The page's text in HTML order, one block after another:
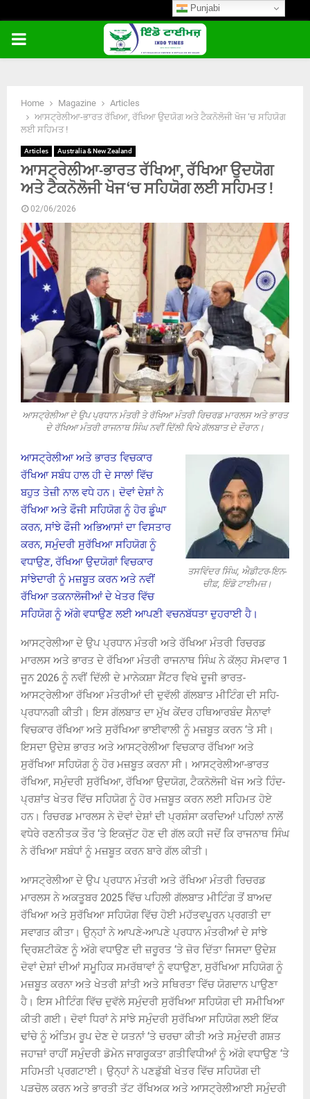
PRIMARY
Home Magazine
Articles
ਆਸਟ੍ਰੇਲੀਆ-ਭਾਰਤ ਰੱਖਿਆ, ਰੱਖਿਆ ਉਦਯੋਗ ਅਤੇ ਟੈਕਨੋਲੋਜੀ ਖੋਜ ‘ਚ ਸਹਿਯੋਗ
ਲਈ ਸਹਿਮਤ !
Articles Australia & New Zealand
ਆਸਟ੍ਰੇਲੀਆ-ਭਾਰਤ ਰੱਖਿਆ, ਰੱਖਿਆ ਉਦਯੋਗ
ਅਤੇ ਟੈਕਨੋਲੋਜੀ ਖੋਜ ‘ਚ ਸਹਿਯੋਗ ਲਈ ਸਹਿਮਤ !
02/06/2026
ਆਸਟ੍ਰੇਲੀਆ ਦੇ ਉਪ ਪ੍ਰਧਾਨ ਮੰਤਰੀ ਤੇ ਰੱਖਿਆ ਮੰਤਰੀ ਰਿਚਰਡ ਮਾਰਲਸ ਅਤੇ ਭਾਰਤ
ਦੇ ਰੱਖਿਆ ਮੰਤਰੀ ਰਾਜਨਾਥ ਸਿੰਘ ਨਵੀਂ ਦਿੱਲੀ ਵਿਖੇ ਗੱਲਬਾਤ ਦੇ ਦੌਰਾਨ।
ਤਸਵਿੰਦਰ ਸਿੰਘ, ਐਡੀਟਰ-ਇਨ-
ਚੀਫ਼, ਇੰਡੋ ਟਾਈਮਜ਼।
ਆਸਟ੍ਰੇਲੀਆ ਅਤੇ ਭਾਰਤ ਵਿਚਕਾਰ
ਰੱਖਿਆ ਸਬੰਧ ਹਾਲ ਹੀ ਦੇ ਸਾਲਾਂ ਵਿੱਚ
ਬਹੁਤ ਤੇਜ਼ੀ ਨਾਲ ਵਧੇ ਹਨ। ਦੋਵਾਂ ਦੇਸ਼ਾਂ ਨੇ
ਰੱਖਿਆ ਅਤੇ ਫੌਜੀ ਸਹਿਯੋਗ ਨੂੰ ਹੋਰ ਡੂੰਘਾ
ਕਰਨ, ਸਾਂਝੇ ਫੌਜੀ ਅਭਿਆਸਾਂ ਦਾ ਵਿਸਤਾਰ
ਕਰਨ, ਸਮੁੰਦਰੀ ਸੁਰੱਖਿਆ ਸਹਿਯੋਗ ਨੂੰ
ਵਧਾਉਣ, ਰੱਖਿਆ ਉਦਯੋਗਾਂ ਵਿਚਕਾਰ
ਸਾਂਝੇਦਾਰੀ ਨੂੰ ਮਜ਼ਬੂਤ ਕਰਨ ਅਤੇ ਨਵੀਂ
ਰੱਖਿਆ ਤਕਨਾਲੋਜੀਆਂ ਦੇ ਖੇਤਰ ਵਿੱਚ
ਸਹਿਯੋਗ ਨੂੰ ਅੱਗੇ ਵਧਾਉਣ ਲਈ ਆਪਣੀ ਵਚਨਬੱਧਤਾ ਦੁਹਰਾਈ ਹੈ।
ਆਸਟ੍ਰੇਲੀਆ ਦੇ ਉਪ ਪ੍ਰਧਾਨ ਮੰਤਰੀ ਅਤੇ ਰੱਖਿਆ ਮੰਤਰੀ ਰਿਚਰਡ
ਮਾਰਲਸ ਅਤੇ ਭਾਰਤ ਦੇ ਰੱਖਿਆ ਮੰਤਰੀ ਰਾਜਨਾਥ ਸਿੰਘ ਨੇ ਕੱਲ੍ਹ ਸੋਮਵਾਰ 1
ਜੂਨ 2026 ਨੂੰ ਨਵੀਂ ਦਿੱਲੀ ਦੇ ਮਾਨੇਕਸ਼ਾ ਸੈਂਟਰ ਵਿਖੇ ਦੂਜੀ ਭਾਰਤ-
ਆਸਟ੍ਰੇਲੀਆ ਰੱਖਿਆ ਮੰਤਰੀਆਂ ਦੀ ਦੁਵੱਲੀ ਗੱਲਬਾਤ ਮੀਟਿੰਗ ਦੀ ਸਹਿ-
ਪ੍ਰਧਾਨਗੀ ਕੀਤੀ। ਇਸ ਗੱਲਬਾਤ ਦਾ ਮੁੱਖ ਕੇਂਦਰ ਹਥਿਆਰਬੰਦ ਸੈਨਾਵਾਂ
ਵਿਚਕਾਰ ਰੱਖਿਆ ਅਤੇ ਸੁਰੱਖਿਆ ਭਾਈਵਾਲੀ ਨੂੰ ਮਜ਼ਬੂਤ ਕਰਨ ‘ਤੇ ਸੀ।
ਇਸਦਾ ਉਦੇਸ਼ ਭਾਰਤ ਅਤੇ ਆਸਟ੍ਰੇਲੀਆ ਵਿਚਕਾਰ ਰੱਖਿਆ ਅਤੇ
ਸੁਰੱਖਿਆ ਸਹਿਯੋਗ ਨੂੰ ਹੋਰ ਮਜ਼ਬੂਤ ਕਰਨਾ ਸੀ। ਆਸਟ੍ਰੇਲੀਆ-ਭਾਰਤ
ਰੱਖਿਆ, ਸਮੁੰਦਰੀ ਸੁਰੱਖਿਆ, ਰੱਖਿਆ ਉਦਯੋਗ, ਟੈਕਨੋਲੋਜੀ ਖੋਜ ਅਤੇ ਹਿੰਦ-
ਪ੍ਰਸ਼ਾਂਤ ਖੇਤਰ ਵਿੱਚ ਸਹਿਯੋਗ ਨੂੰ ਹੋਰ ਮਜ਼ਬੂਤ ਕਰਨ ਲਈ ਸਹਿਮਤ ਹੋਏ
ਹਨ। ਰਿਚਰਡ ਮਾਰਲਸ ਨੇ ਦੋਵਾਂ ਦੇਸ਼ਾਂ ਦੀ ਪ੍ਰਸ਼ੰਸਾ ਕਰਦਿਆਂ ਪਹਿਲਾਂ ਨਾਲੋਂ
ਵਧੇਰੇ ਰਣਨੀਤਕ ਤੌਰ ‘ਤੇ ਇਕਜੁੱਟ ਹੋਣ ਦੀ ਗੱਲ ਕਹੀ ਜਦੋਂ ਕਿ ਰਾਜਨਾਥ ਸਿੰਘ
ਨੇ ਰੱਖਿਆ ਸਬੰਧਾਂ ਨੂੰ ਮਜ਼ਬੂਤ ਕਰਨ ਬਾਰੇ ਗੱਲ ਕੀਤੀ।
ਆਸਟ੍ਰੇਲੀਆ ਦੇ ਉਪ ਪ੍ਰਧਾਨ ਮੰਤਰੀ ਅਤੇ ਰੱਖਿਆ ਮੰਤਰੀ ਰਿਚਰਡ
ਮਾਰਲਸ ਨੇ ਅਕਤੂਬਰ 2025 ਵਿੱਚ ਪਹਿਲੀ ਗੱਲਬਾਤ ਮੀਟਿੰਗ ਤੋਂ ਬਾਅਦ
ਰੱਖਿਆ ਅਤੇ ਸੁਰੱਖਿਆ ਸਹਿਯੋਗ ਵਿੱਚ ਹੋਈ ਮਹੱਤਵਪੂਰਨ ਪ੍ਰਗਤੀ ਦਾ
ਸਵਾਗਤ ਕੀਤਾ। ਉਨ੍ਹਾਂ ਨੇ ਆਪਣੇ-ਆਪਣੇ ਪ੍ਰਧਾਨ ਮੰਤਰੀਆਂ ਦੇ ਸਾਂਝੇ
ਦ੍ਰਿਸ਼ਟੀਕੋਣ ਨੂੰ ਅੱਗੇ ਵਧਾਉਣ ਦੀ ਜ਼ਰੂਰਤ ‘ਤੇ ਜ਼ੋਰ ਦਿੱਤਾ ਜਿਸਦਾ ਉਦੇਸ਼
ਦੋਵਾਂ ਦੇਸ਼ਾਂ ਦੀਆਂ ਸਮੂਹਿਕ ਸਮਰੱਥਾਵਾਂ ਨੂੰ ਵਧਾਉਣਾ, ਸੁਰੱਖਿਆ ਸਹਿਯੋਗ ਨੂੰ
ਮਜ਼ਬੂਤ ਕਰਨਾ ਅਤੇ ਖੇਤਰੀ ਸ਼ਾਂਤੀ ਅਤੇ ਸਥਿਰਤਾ ਵਿੱਚ ਯੋਗਦਾਨ ਪਾਉਣਾ
ਹੈ। ਇਸ ਮੀਟਿੰਗ ਵਿੱਚ ਦੁਵੱਲੇ ਸਮੁੰਦਰੀ ਸੁਰੱਖਿਆ ਸਹਿਯੋਗ ਦੀ ਸਮੀਖਿਆ
ਕੀਤੀ ਗਈ। ਦੋਵਾਂ ਧਿਰਾਂ ਨੇ ਸਾਂਝੇ ਸਮੁੰਦਰੀ ਸੁਰੱਖਿਆ ਸਹਿਯੋਗ ਲਈ ਇੱਕ
ਢਾਂਚੇ ਨੂੰ ਅੰਤਿਮ ਰੂਪ ਦੇਣ ਦੇ ਯਤਨਾਂ ‘ਤੇ ਚਰਚਾ ਕੀਤੀ ਅਤੇ ਸਮੁੰਦਰੀ ਗਸ਼ਤ
ਜਹਾਜ਼ਾਂ ਰਾਹੀਂ ਸਮੁੰਦਰੀ ਡੋਮੇਨ ਜਾਗਰੂਕਤਾ ਗਤੀਵਿਧੀਆਂ ਨੂੰ ਅੱਗੇ ਵਧਾਉਣ ‘ਤੇ
ਸਹਿਮਤੀ ਪ੍ਰਗਟਾਈ। ਉਨ੍ਹਾਂ ਨੇ ਪਣਡੁੱਬੀ ਖੇਤਰ ਵਿੱਚ ਸਹਿਯੋਗ ਦੀ
ਪੜਚੋਲ ਕਰਨ ਅਤੇ ਭਾਰਤੀ ਤੱਟ ਰੱਖਿਅਕ ਅਤੇ ਆਸਟ੍ਰੇਲੀਆਈ ਸਮੁੰਦਰੀ
Punjabi